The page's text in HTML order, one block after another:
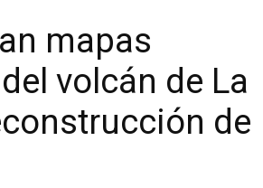
mapas
volcán de La
de